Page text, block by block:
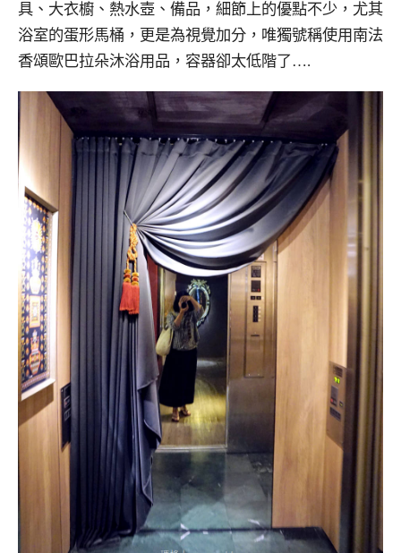
具、大衣櫥、熱水壺、備品，細節上的優點不少，尤其
浴室的蛋形馬桶，更是為視覺加分，唯獨號稱使用南法
香頌歐巴拉朵沐浴用品，容器卻太低階了….